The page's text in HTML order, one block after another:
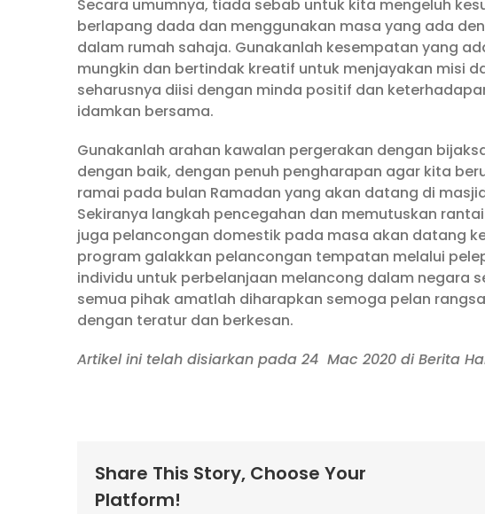
Secara umumnya, tiada sebab untuk kita mengeluh
berlapang dada dan menggunakan masa yang ada
dalam rumah sahaja. Gunakanlah kesempatan yang
mungkin dan bertindak kreatif untuk menjayakan misi
seharusnya diisi dengan minda positif dan
idamkan bersama.
Gunakanlah arahan kawalan pergerakan dengan
dengan baik, dengan penuh pengharapan agar kita
ramai pada bulan Ramadan yang akan datang di
Sekiranya langkah pencegahan dan memutuskan
juga pelancongan domestik pada masa akan datang
program galakkan pelancongan tempatan melalui
individu untuk perbelanjaan melancong dalam negara
semua pihak amatlah diharapkan semoga pelan
dengan teratur dan berkesan.
Artikel ini telah disiarkan pada 24 Mac 2020 di Berita
Share This Story, Choose Your
Platform!